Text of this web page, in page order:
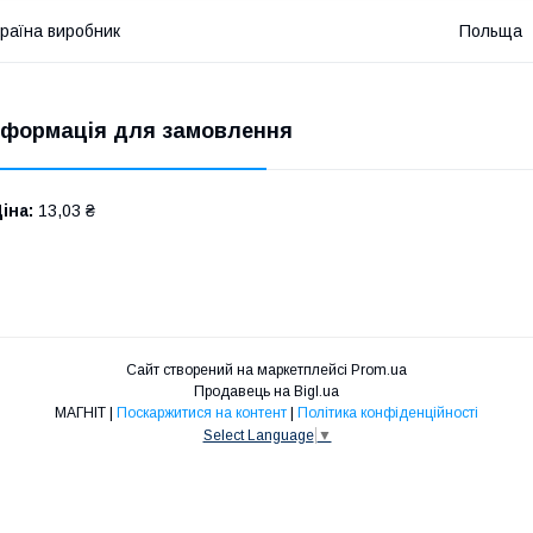
виробник Польща
для замовлення
13,03 ₴
Сайт створений на маркетплейсі Prom.ua
Продавець на Bigl.ua
МАГНІТ | Поскаржитися на контент | Політика конфіденційності
Select Language ▼